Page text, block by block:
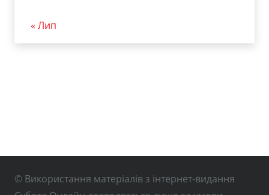
« Лип
© Використання матеріалів з інтернет-видання